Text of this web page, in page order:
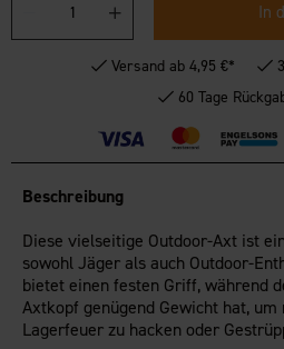
In
Versand ab 4,95 €*
60 Tage
Beschreibung
Diese vielseitige Outdoor-Axt ist
sowohl Jäger als auch Outdoor-
bietet einen festen Griff, während
Axtkopf genügend Gewicht hat,
Lagerfeuer zu hacken oder